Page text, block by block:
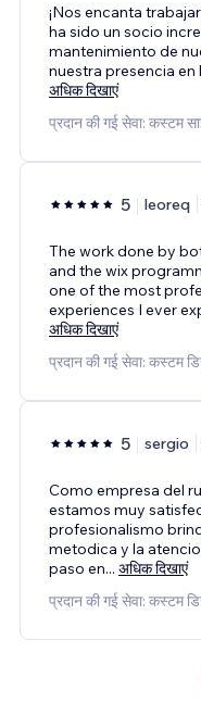
¡Nos encanta
ha sido un socio
mantenimiento de
nuestra presencia en
अधिक दिखाएं
प्रदान की गई सेवा: कस्टम
5 leoreq
The work done by
and the wix
one of the most
experiences I ever
अधिक दिखाएं
प्रदान की गई सेवा: कस्टम
5 sergio
Como empresa del
estamos muy
profesionalismo
metodica y la
paso en... अधिक दिखाएं
प्रदान की गई सेवा: कस्टम